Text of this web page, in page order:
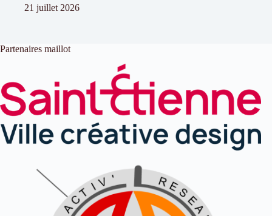
21 juillet 2026
Partenaires maillot